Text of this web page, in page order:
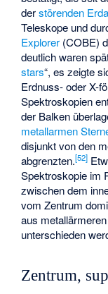
derstörenden
Teleskope und
Explorer (COBE)
deutlich waren
stars“, es zeigte
Erdnuss- oder X-
Spektroskopien
der Balken
metallarmen
disjunkt von den
abgrenzten.[52]
Spektroskopie im
zwischen dem
vom Zentrum
aus
unterschieden
Zentrum,